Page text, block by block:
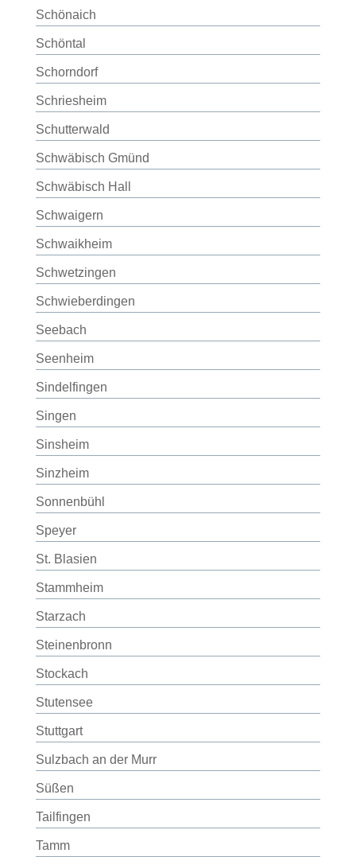
Schönaich
Schöntal
Schorndorf
Schriesheim
Schutterwald
Schwäbisch Gmünd
Schwäbisch Hall
Schwaigern
Schwaikheim
Schwetzingen
Schwieberdingen
Seebach
Seenheim
Sindelfingen
Singen
Sinsheim
Sinzheim
Sonnenbühl
Speyer
St. Blasien
Stammheim
Starzach
Steinenbronn
Stockach
Stutensee
Stuttgart
Sulzbach an der Murr
Süßen
Tailfingen
Tamm